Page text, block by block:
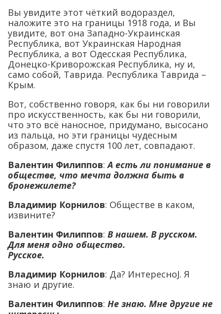
Вы увидите этот чёткий водораздел,
наложите это на границы 1918 года, и Вы
увидите, вот она Западно-Украинская
Республика, вот Украинская Народная
Республика, а вот Одесская Республика,
Донецко-Криворожская Республика, ну и,
само собой, Таврида. Республика Таврида –
Крым.
Вот, собственно говоря, как бы ни говорили
про искусственность, как бы ни говорили,
что это всё наносное, придумано, высосано
из пальца, но эти границы чудесным
образом, даже спустя 100 лет, совпадают.
Валентин Филиппов: А есть ли понимание в
обществе, что мечта должна быть в
бронежилете?
Владимир Корнилов: Обществе в каком,
извините?
Валентин Филиппов: В нашем. В русском.
Для меня одно общество.
Русское.
Владимир Корнилов: Да? ИнтересноJ. Я
знаю и другие.
Валентин Филиппов: Не знаю. Мне другие не